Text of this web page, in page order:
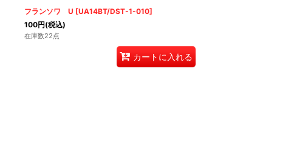
フランソワ U [UA14BT/DST-1-010]
100円(税込)
在庫数22点
カートに入れる